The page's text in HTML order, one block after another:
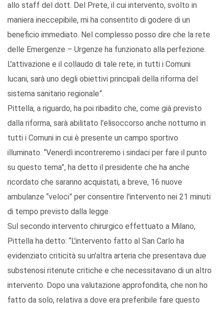
allo staff del dott. Del Prete, il cui intervento, svolto in
maniera ineccepibile, mi ha consentito di godere di un
beneficio immediato. Nel complesso posso dire che la rete
delle Emergenze – Urgenze ha funzionato alla perfezione.
L'attivazione e il collaudo di tale rete, in tutti i Comuni
lucani, sarà uno degli obiettivi principali della riforma del
sistema sanitario regionale”.
Pittella, a riguardo, ha poi ribadito che, come già previsto
dalla riforma, sarà abilitato l'elisoccorso anche notturno in
tutti i Comuni in cui è presente un campo sportivo
illuminato. “Venerdì incontreremo i sindaci per fare il punto
su questo tema”, ha detto il presidente che ha anche
ricordato che saranno acquistati, a breve, 16 nuove
ambulanze “veloci” per consentire l'intervento nei 21 minuti
di tempo previsto dalla legge.
Sul secondo intervento chirurgico effettuato a Milano,
Pittella ha detto: “L'intervento fatto al San Carlo ha
evidenziato criticità su un'altra arteria che presentava due
substenosi ritenute critiche e che necessitavano di un altro
intervento. Dopo una valutazione approfondita, che non ho
fatto da solo, relativa a dove era preferibile fare questo